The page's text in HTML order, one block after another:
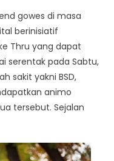
gowes di masa
berinisiatif
Thru yang dapat
serentak pada Sabtu,
sakit yakni BSD,
animo
tersebut. Sejalan